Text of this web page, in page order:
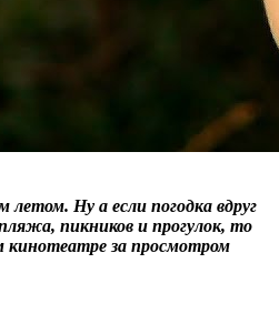
Ну а если погодка вдруг
пикников и прогулок, то
кинотеатре за просмотром